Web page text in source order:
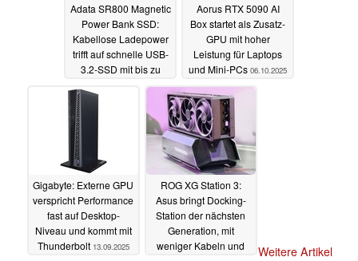
Adata SR800 Magnetic
Power Bank SSD:
Kabellose Ladepower
trifft auf schnelle USB-
3.2-SSD mit bis zu
27.10.2025
Aorus RTX 5090 AI
Box startet als Zusatz-
GPU mit hoher
Leistung für Laptops
und Mini-PCs 06.10.2025
Gigabyte: Externe GPU
verspricht Performance
fast auf Desktop-
Niveau und kommt mit
Thunderbolt 13.09.2025
ROG XG Station 3:
Asus bringt Docking-
Station der nächsten
Generation, mit
weniger Kabeln und
Weitere Artikel